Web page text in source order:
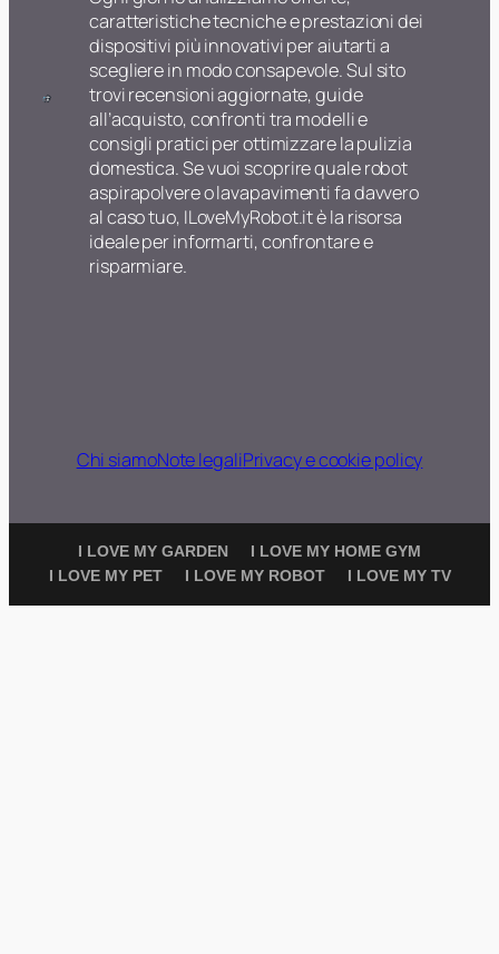
caratteristiche tecniche e prestazioni dei
dispositivi più innovativi per aiutarti a
scegliere in modo consapevole. Sul sito
trovi recensioni aggiornate, guide
all’acquisto, confronti tra modelli e
consigli pratici per ottimizzare la pulizia
domestica. Se vuoi scoprire quale robot
aspirapolvere o lavapavimenti fa davvero
al caso tuo, ILoveMyRobot.it è la risorsa
ideale per informarti, confrontare e
risparmiare.
Chi siamoNote legaliPrivacy e cookie policy
I LOVE MY GARDEN
I LOVE MY HOME GYM
I LOVE MY PET
I LOVE MY ROBOT I LOVE MY TV